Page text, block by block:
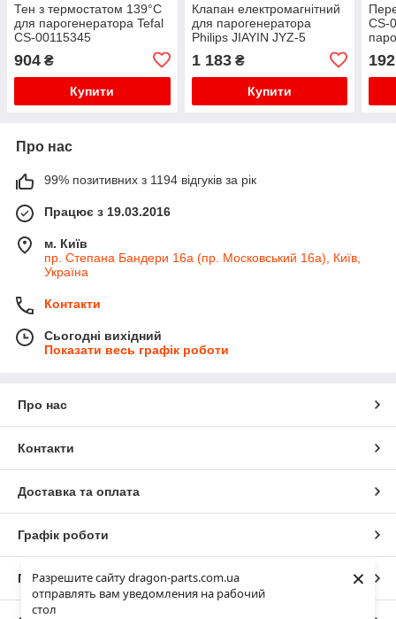
Разрешите сайту dragon-parts.com.ua
отправлять вам уведомления на рабочий
стол
×
Тен з термостатом 139°C
для парогенератора Tefal
CS-00115345
904 ₴
Купити
Клапан електромагнітний
для парогенератора
Philips JIAYIN JYZ-5
1 183₴
Купити
CS-
192
Про нас
99% позитивних з 1194 відгуків за рік
Працює з 19.03.2016
м. Київ
пр. Степана Бандери 16а (пр. Московський 16а), Київ,
Україна
Контакти
Сьогодні вихідний
Показати весь графік роботи
Про нас
Контакти
Доставка та оплата
Графік роботи
Повна версія сайту